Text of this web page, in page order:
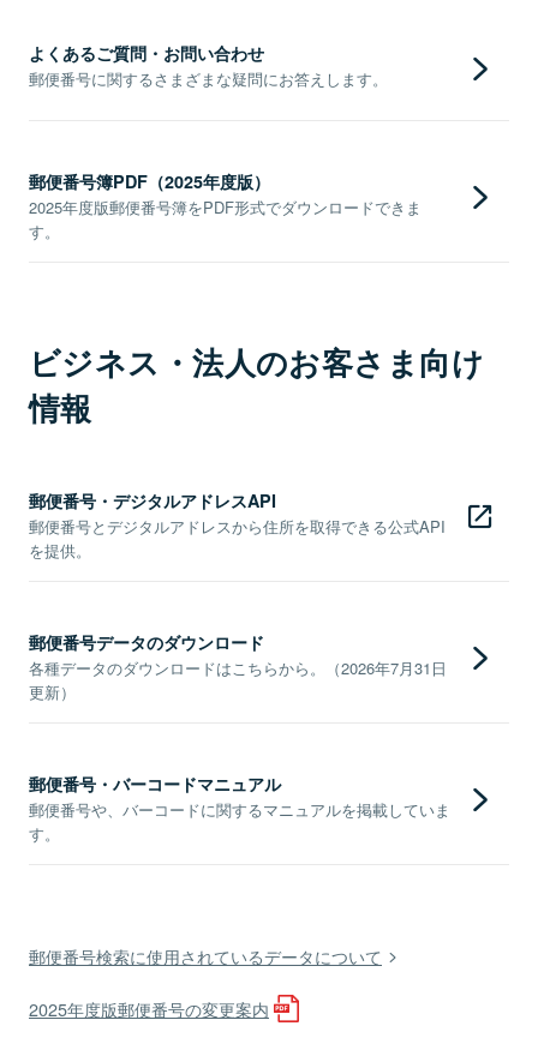
よくあるご質問・お問い合わせ
郵便番号に関するさまざまな疑問にお答えします。
郵便番号簿PDF（2025年度版）
2025年度版郵便番号簿をPDF形式でダウンロードできま
す。
ビジネス・法人のお客さま向け
情報
郵便番号・デジタルアドレスAPI
郵便番号とデジタルアドレスから住所を取得できる公式API
を提供。
郵便番号データのダウンロード
各種データのダウンロードはこちらから。（2026年7月31日
更新）
郵便番号・バーコードマニュアル
郵便番号や、バーコードに関するマニュアルを掲載していま
す。
郵便番号検索に使用されているデータについて
2025年度版郵便番号の変更案内